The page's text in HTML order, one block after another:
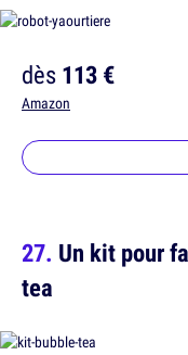
dès113 €
Amazon
Un kit pour
tea